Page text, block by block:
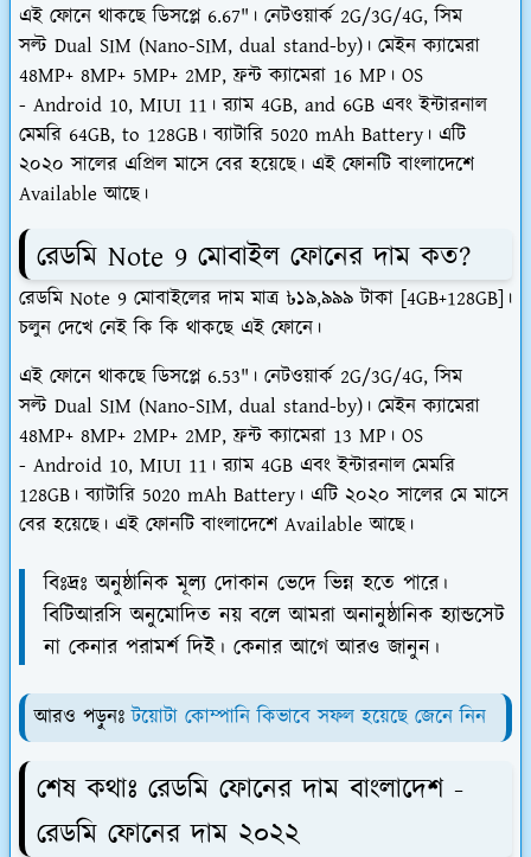
এই ফোনে থাকছে ডিসপ্লে 6.67"। নেটওয়ার্ক 2G/3G/4G, সিম
সল্ট Dual SIM (Nano-SIM, dual stand-by)। মেইন ক্যামেরা
48MP+ 8MP+ 5MP+ 2MP, ফ্রন্ট ক্যামেরা 16 MP। OS
- Android 10, MIUI 11। র‍্যাম 4GB, and 6GB এবং ইন্টারনাল
মেমরি 64GB, to 128GB। ব্যাটারি 5020 mAh Battery। এটি
২০২০ সালের এপ্রিল মাসে বের হয়েছে। এই ফোনটি বাংলাদেশে
Available আছে।
রেডমি Note 9 মোবাইল ফোনের দাম কত?
রেডমি Note 9 মোবাইলের দাম মাত্র ৳১৯,৯৯৯ টাকা [4GB+128GB]।
চলুন দেখে নেই কি কি থাকছে এই ফোনে।
এই ফোনে থাকছে ডিসপ্লে 6.53"। নেটওয়ার্ক 2G/3G/4G, সিম
সল্ট Dual SIM (Nano-SIM, dual stand-by)। মেইন ক্যামেরা
48MP+ 8MP+ 2MP+ 2MP, ফ্রন্ট ক্যামেরা 13 MP। OS
- Android 10, MIUI 11। র‍্যাম 4GB এবং ইন্টারনাল মেমরি
128GB। ব্যাটারি 5020 mAh Battery। এটি ২০২০ সালের মে মাসে
বের হয়েছে। এই ফোনটি বাংলাদেশে Available আছে।
বিঃদ্রঃ অনুষ্ঠানিক মূল্য দোকান ভেদে ভিন্ন হতে পারে।
বিটিআরসি অনুমোদিত নয় বলে আমরা অনানুষ্ঠানিক হ্যান্ডসেট
না কেনার পরামর্শ দিই। কেনার আগে আরও জানুন।
আরও পড়ুনঃটয়োটা কোম্পানি কিভাবে সফল হয়েছে জেনে নিন
শেষ কথাঃ রেডমি ফোনের দাম বাংলাদেশ -
রেডমি ফোনের দাম ২০২২